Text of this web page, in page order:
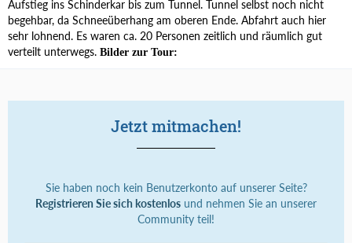
Aufstieg ins Schinderkar bis zum Tunnel. Tunnel selbst noch nicht
begehbar, da Schneeüberhang am oberen Ende. Abfahrt auch hier
sehr lohnend. Es waren ca. 20 Personen zeitlich und räumlich gut
verteilt unterwegs. Bilder zur Tour:
Jetzt mitmachen!
Sie haben noch kein Benutzerkonto auf unserer Seite?
Registrieren Sie sich kostenlos und nehmen Sie an unserer
Community teil!